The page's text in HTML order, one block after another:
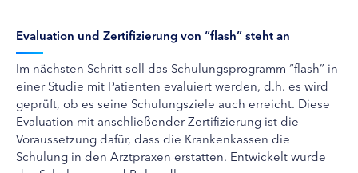
Evaluation und Zertifizierung von “flash” steht an
Im nächsten Schritt soll das Schulungsprogramm “flash” in
einer Studie mit Patienten evaluiert werden, d.h. es wird
geprüft, ob es seine Schulungsziele auch erreicht. Diese
Evaluation mit anschließender Zertifizierung ist die
Voraussetzung dafür, dass die Krankenkassen die
Schulung in den Arztpraxen erstatten. Entwickelt wurde